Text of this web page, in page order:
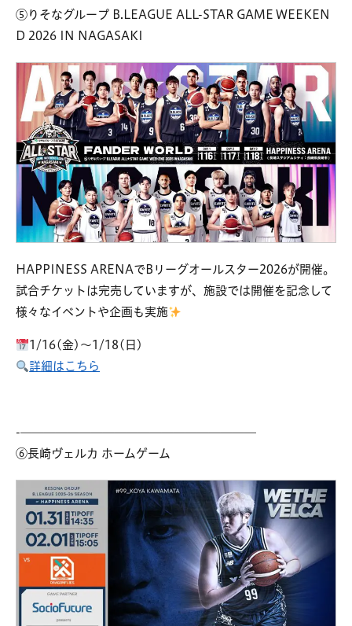
⑤りそなグループ B.LEAGUE ALL-STAR GAME WEEKEN
D 2026 IN NAGASAKI
HAPPINESS ARENAでBリーグオールスター2026が開催。
試合チケットは完売していますが、施設では開催を記念して
様々なイベントや企画も実施
1/16(金)～1/18(日)
詳細はこちら
-————————————————————
⑥長崎ヴェルカ ホームゲーム